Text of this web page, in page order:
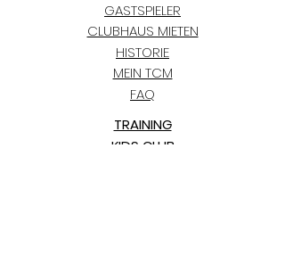
HISTORIE
GASTSPIELER
CLUBHAUS MIETEN
MEIN TCM
FAQ
KIDS CLUB
TRAINING